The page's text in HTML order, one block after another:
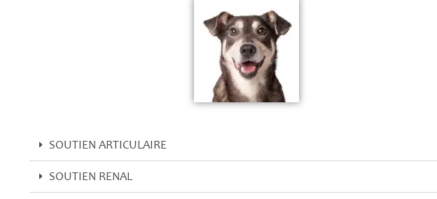
SOUTIEN ARTICULAIRE
SOUTIEN RENAL